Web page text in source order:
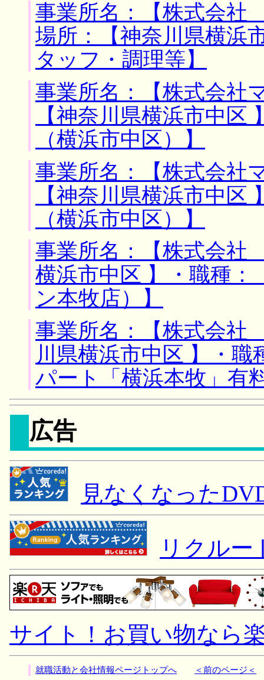
事業所名：【株式会
場所：【神奈川県横浜
タッフ・調理等】
事業所名：【株式会社
【神奈川県横浜市中
（横浜市中区）】
事業所名：【株式会社
【神奈川県横浜市中
（横浜市中区）】
事業所名：【株式会
横浜市中区 】・職種
ン本牧店）】
事業所名：【株式会社
川県横浜市中区 】・
パート「横浜本牧」有
広告
見なくなった
リクルー
サイト！お買い物なら
就職活動と会社情報ページトップへ ＜前のページ＜